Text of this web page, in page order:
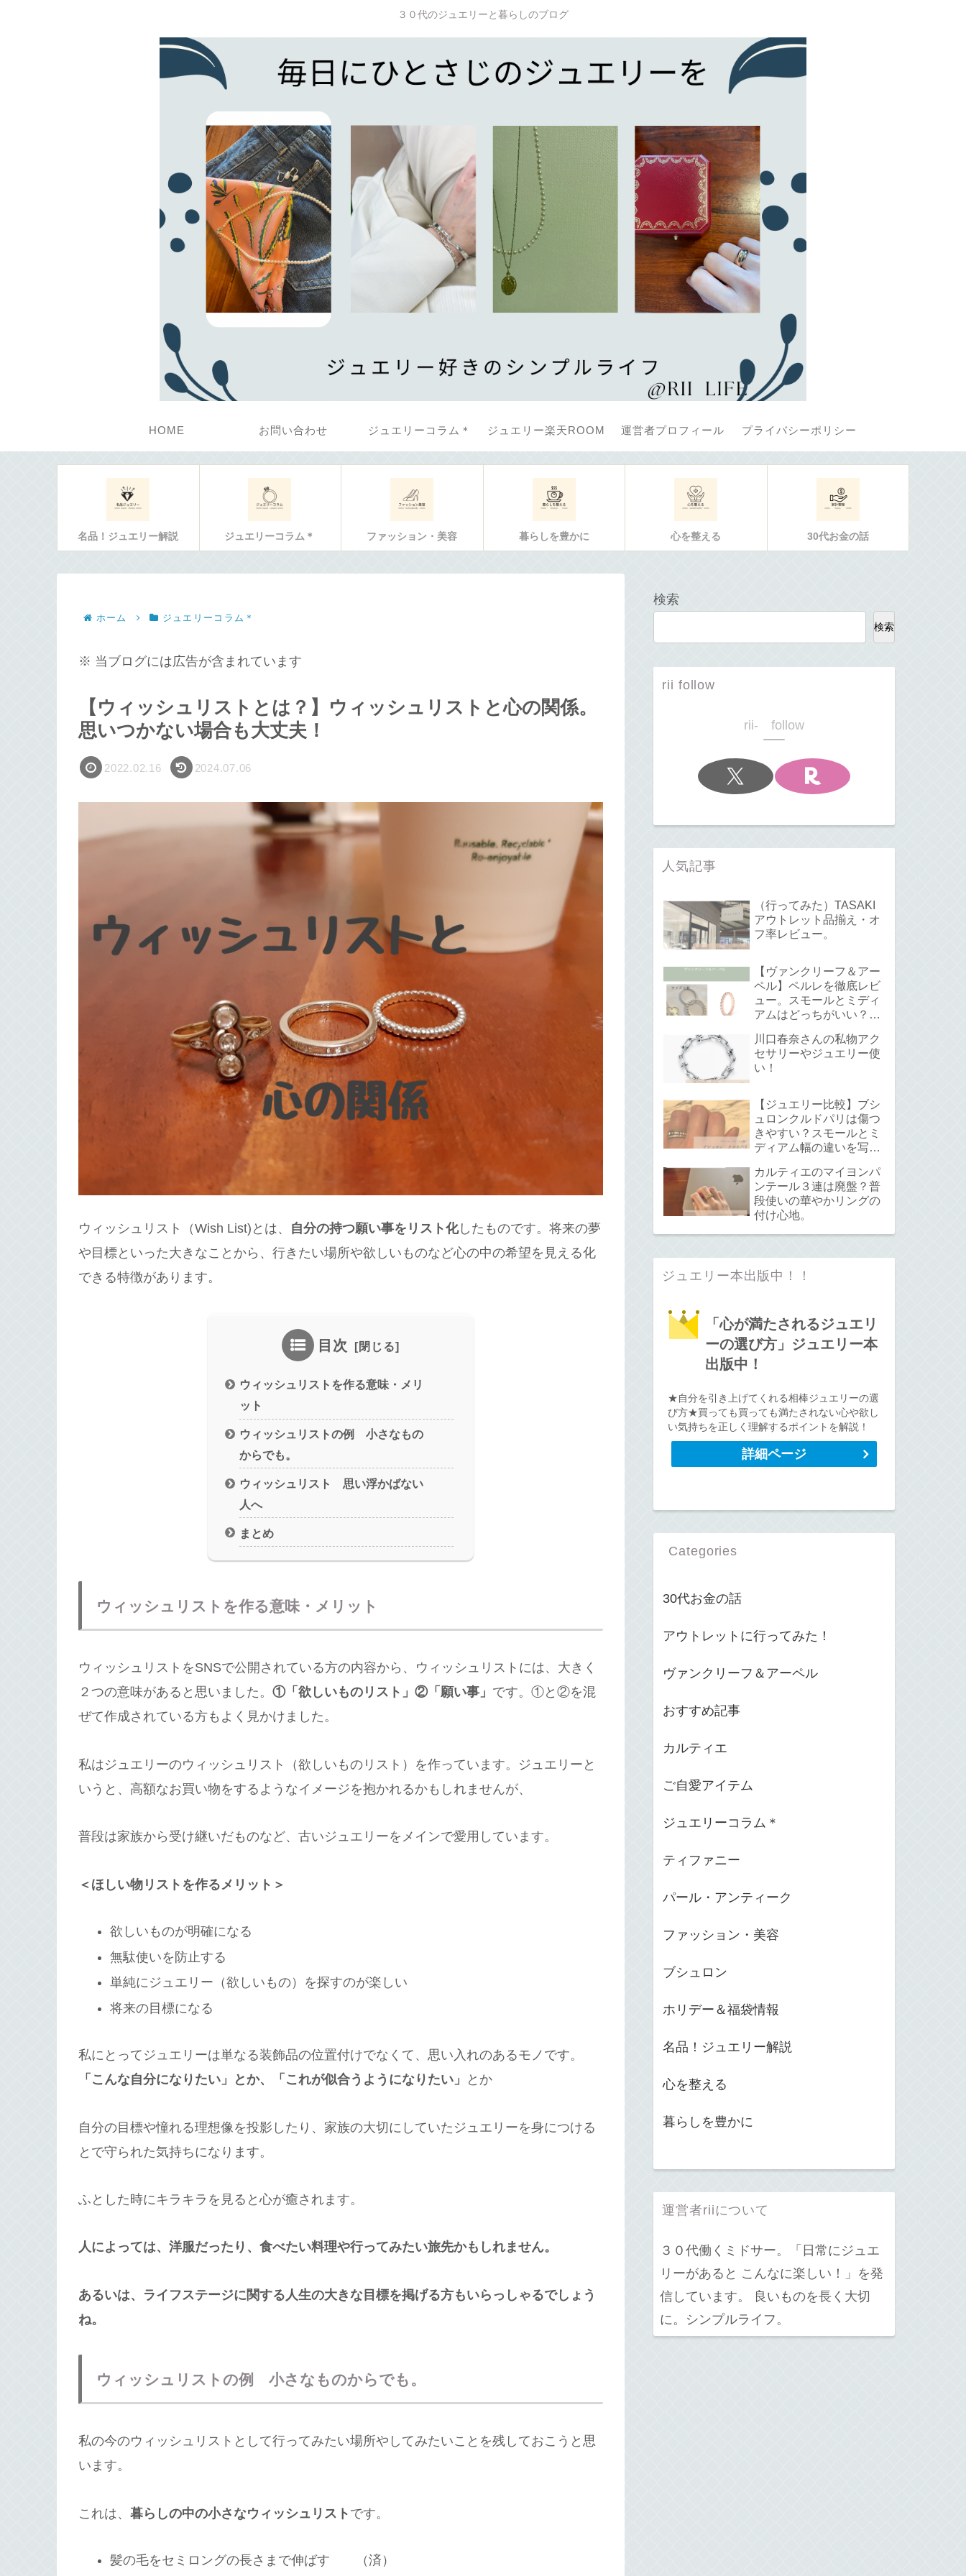
３０代のジュエリーと暮らしのブログ
HOME お問い合わせ ジュエリーコラム＊ ジュエリー楽天ROOM 運営者プロフィール プライバシーポリシー
名品！ジュエリー解説 ジュエリーコラム＊ ファッション・美容 暮らしを豊かに 心を整える 30代お金の話
ホーム ジュエリーコラム＊
※ 当ブログには広告が含まれています
【ウィッシュリストとは？】ウィッシュリストと心の関係。
思いつかない場合も大丈夫！
2022.02.16 2024.07.06
ウィッシュリスト（Wish List)とは、 自分の持つ願い事をリスト化したものです。将来の夢
や目標といった大きなことから、行きたい場所や欲しいものなど心の中の希望を見える化
できる特徴があります。
目次
ウィッシュリストを作る意味・メリ
ット
ウィッシュリストの例 小さなもの
からでも。
ウィッシュリスト 思い浮かばない
人へ
まとめ
ウィッシュリストを作る意味・メリット
ウィッシュリストをSNSで公開されている方の内容から、ウィッシュリストには、大きく
２つの意味があると思いました。 ①「欲しいものリスト」②「願い事」 です。①と②を混
ぜて作成されている方もよく見かけました。
私はジュエリーのウィッシュリスト（欲しいものリスト）を作っています。ジュエリーと
いうと、高額なお買い物をするようなイメージを抱かれるかもしれませんが、
普段は家族から受け継いだものなど、古いジュエリーをメインで愛用しています。
＜ほしい物リストを作るメリット＞
欲しいものが明確になる
無駄使いを防止する
単純にジュエリー（欲しいもの）を探すのが楽しい
将来の目標になる
私にとってジュエリーは単なる装飾品の位置付けでなくて、思い入れのあるモノです。
「こんな自分になりたい」とか、「これが似合うようになりたい」
とか
自分の目標や憧れる理想像を投影したり、家族の大切にしていたジュエリーを身につける
とで守られた気持ちになります。
ふとした時にキラキラを見ると心が癒されます。
人によっては、洋服だったり、食べたい料理や行ってみたい旅先かもしれません。
あるいは、ライフステージに関する人生の大きな目標を掲げる方もいらっしゃるでしょう
ね。
ウィッシュリストの例 小さなものからでも。
私の今のウィッシュリストとして行ってみたい場所やしてみたいことを残しておこうと思
います。
これは、 暮らしの中の小さなウィッシュリスト です。
髪の毛をセミロングの長さまで伸ばす （済）
検索
検索
rii follow
rii- follow
人気記事
（行ってみた）TASAKI
アウトレット品揃え・オ
フ率レビュー。
【ヴァンクリーフ＆アー
ペル】ペルレを徹底レビ
ュー。スモールとミディ
アムはどっちがいい？サ
て。
川口春奈さんの私物アク
セサリーやジュエリー使
い！
【ジュエリー比較】ブシ
ュロンクルドパリは傷つ
きやすい？スモールとミ
ディアム幅の違いを写真
カルティエのマイヨンパ
ンテール３連は廃盤？普
段使いの華やかリングの
付け心地。
ジュエリー本出版中！！
「心が満たされるジュエリ
ーの選び方」ジュエリー本
出版中！
★自分を引き上げてくれる相棒ジュエリーの選
び方★買っても買っても満たされない心や欲し
い気持ちを正しく理解するポイントを解説！
詳細ページ
Categories
30代お金の話
アウトレットに行ってみた！
ヴァンクリーフ＆アーペル
おすすめ記事
カルティエ
ご自愛アイテム
ジュエリーコラム＊
ティファニー
パール・アンティーク
ファッション・美容
ブシュロン
ホリデー＆福袋情報
名品！ジュエリー解説
心を整える
暮らしを豊かに
運営者riiについて
３０代働くミドサー。「日常にジュエ
リーがあると こんなに楽しい！」を発
信しています。 良いものを長く大切
に。シンプルライフ。